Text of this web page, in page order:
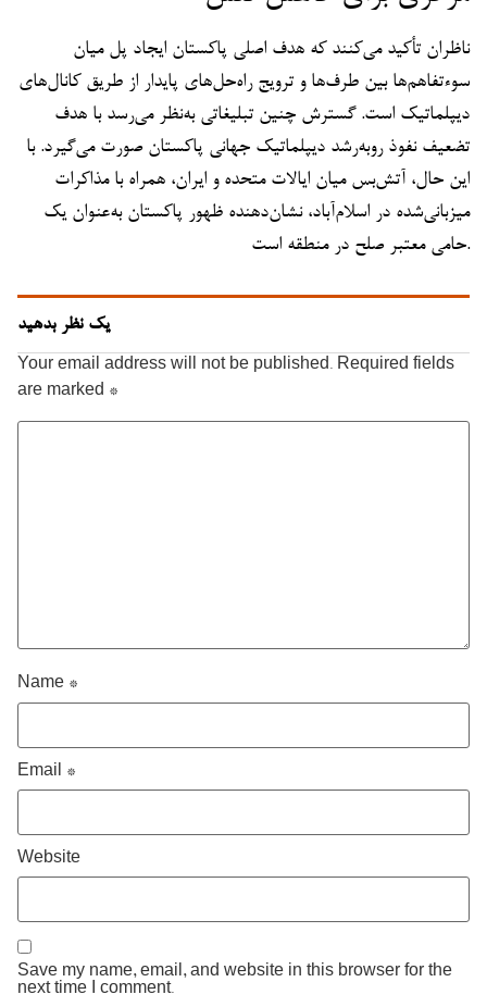
ناظران تأکید می‌کنند که هدف اصلی پاکستان ایجاد پل میان
سوءتفاهم‌ها بین طرف‌ها و ترویج راه‌حل‌های پایدار از طریق کانال‌های
دیپلماتیک است. گسترش چنین تبلیغاتی به‌نظر می‌رسد با هدف
تضعیف نفوذ رو‌به‌رشد دیپلماتیک جهانی پاکستان صورت می‌گیرد. با
این حال، آتش‌بس میان ایالات متحده و ایران، همراه با مذاکرات
میزبانی‌شده در اسلام‌آباد، نشان‌دهنده ظهور پاکستان به‌عنوان یک
حامی معتبر صلح در منطقه است.
یک نظر بدهید
Your email address will not be published. Required fields
are marked *
Name *
Email *
Website
Save my name, email, and website in this browser for the
next time I comment.